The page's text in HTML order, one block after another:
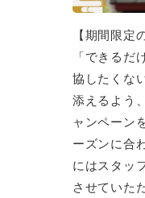
【期間限定
「できるだ
協したくな
添えるよう
ャンペーン
ーズンに合
にはスタッ
させていた